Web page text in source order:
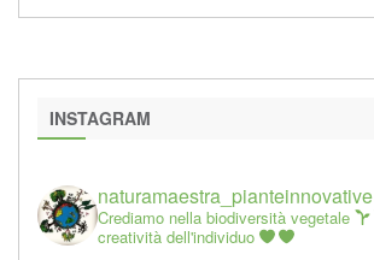
INSTAGRAM
naturamaestra_pianteinnovative
Crediamo nella biodiversità vegetale
creatività dell'individuo